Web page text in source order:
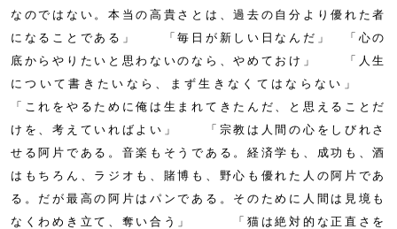
なのではない。本当の高貴さとは、過去の自分より優れた者
になることである」 「毎日が新しい日なんだ」 「心の
底からやりたいと思わないのなら、やめておけ」 「人生
について書きたいなら、まず生きなくてはならない」
「これをやるために俺は生まれてきたんだ、と思えることだ
けを、考えていればよい」 「宗教は人間の心をしびれさ
せる阿片である。音楽もそうである。経済学も、成功も、酒
はもちろん、ラジオも、賭博も、野心も優れた人の阿片であ
る。だが最高の阿片はパンである。そのために人間は見境も
なくわめき立て、奪い合う」 「猫は絶対的な正直さを